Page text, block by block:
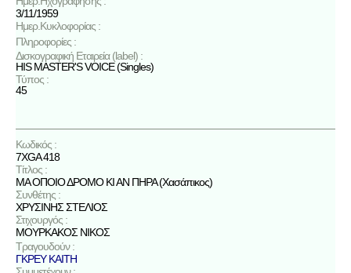
3/11/1959
Ημερ.Κυκλοφορίας :
Πληροφορίες :
Δισκογραφική Εταιρεία (label) :
HIS MASTER'S VOICE (Singles)
Τύπος :
45
Κωδικός :
7XGA 418
Τίτλος :
ΜΑ ΟΠΟΙΟ ΔΡΟΜΟ ΚΙ ΑΝ ΠΗΡΑ (Χασάπικος)
Συνθέτης :
ΧΡΥΣΙΝΗΣ ΣΤΕΛΙΟΣ
Στιχουργός :
ΜΟΥΡΚΑΚΟΣ ΝΙΚΟΣ
Τραγουδούν :
ΓΚΡΕΥ ΚΑΙΤΗ